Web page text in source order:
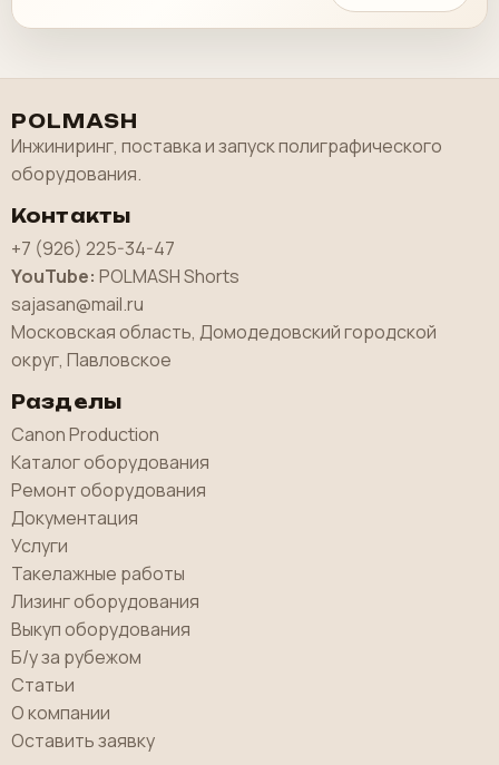
POLMASH
Инжиниринг, поставка и запуск полиграфического
оборудования.
Контакты
+7 (926) 225-34-47
YouTube: POLMASH Shorts
sajasan@mail.ru
Московская область, Домодедовский городской
округ, Павловское
Разделы
Canon Production
Каталог оборудования
Ремонт оборудования
Документация
Услуги
Такелажные работы
Лизинг оборудования
Выкуп оборудования
Б/у за рубежом
Статьи
О компании
Оставить заявку